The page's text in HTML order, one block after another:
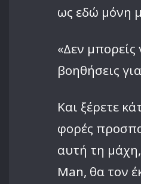
ως εδώ μόνη
«Δεν μπορείς
βοηθήσεις
Και ξέρετε
φορές
αυτή τη
Man, θα τον